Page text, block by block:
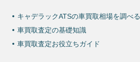
キャデラックATSの車買取相場を調べる
車買取査定の基礎知識
車買取査定お役立ちガイド